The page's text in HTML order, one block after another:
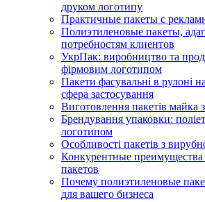
друком логотипу
Практичные пакеты с
Полиэтиленовые пакеты,
потребностям клиентов
УкрПак: виробництво та
фірмовим логотипом
Пакети фасувальні в рулоні
сфера застосування
Виготовлення пакетів майка
Брендування упаковки:
логотипом
Особливості пакетів з
Конкурентные
пакетов
Почему полиэтиленовые
для вашего бизнеса